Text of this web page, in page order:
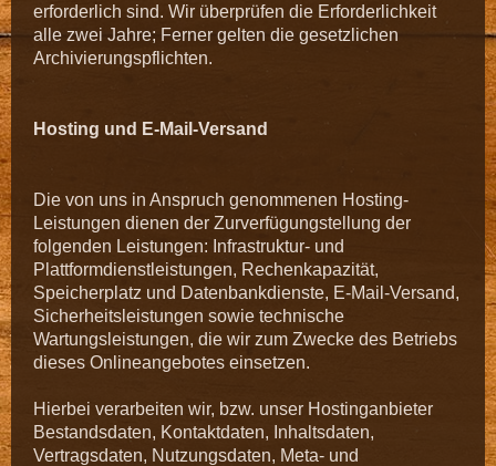
erforderlich sind. Wir überprüfen die Erforderlichkeit
alle zwei Jahre; Ferner gelten die gesetzlichen
Archivierungspflichten.
Hosting und E-Mail-Versand
Die von uns in Anspruch genommenen Hosting-
Leistungen dienen der Zurverfügungstellung der
folgenden Leistungen: Infrastruktur- und
Plattformdienstleistungen, Rechenkapazität,
Speicherplatz und Datenbankdienste, E-Mail-Versand,
Sicherheitsleistungen sowie technische
Wartungsleistungen, die wir zum Zwecke des Betriebs
dieses Onlineangebotes einsetzen.
Hierbei verarbeiten wir, bzw. unser Hostinganbieter
Bestandsdaten, Kontaktdaten, Inhaltsdaten,
Vertragsdaten, Nutzungsdaten, Meta- und